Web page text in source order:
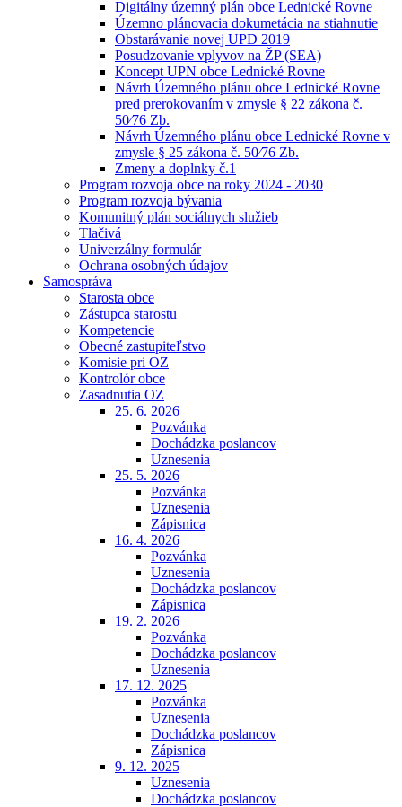
Digitálny územný plán obce Lednické Rovne
Územno plánovacia dokumetácia na stiahnutie
Obstarávanie novej UPD 2019
Posudzovanie vplyvov na ŽP (SEA)
Koncept UPN obce Lednické Rovne
Návrh Územného plánu obce Lednické Rovne
pred prerokovaním v zmysle § 22 zákona č.
50⁄76 Zb.
Návrh Územného plánu obce Lednické Rovne v
zmysle § 25 zákona č. 50⁄76 Zb.
Zmeny a doplnky č.1
Program rozvoja obce na roky 2024 - 2030
Program rozvoja bývania
Komunitný plán sociálnych služieb
Tlačivá
Univerzálny formulár
Ochrana osobných údajov
Samospráva
Starosta obce
Zástupca starostu
Kompetencie
Obecné zastupiteľstvo
Komisie pri OZ
Kontrolór obce
Zasadnutia OZ
25. 6. 2026
Pozvánka
Dochádzka poslancov
Uznesenia
25. 5. 2026
Pozvánka
Uznesenia
Zápisnica
16. 4. 2026
Pozvánka
Uznesenia
Dochádzka poslancov
Zápisnica
19. 2. 2026
Pozvánka
Dochádzka poslancov
Uznesenia
17. 12. 2025
Pozvánka
Uznesenia
Dochádzka poslancov
Zápisnica
9. 12. 2025
Uznesenia
Dochádzka poslancov